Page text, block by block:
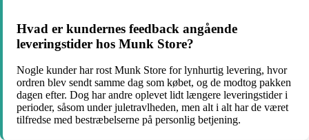
Hvad er kundernes feedback angående
leveringstider hos Munk Store?
Nogle kunder har rost Munk Store for lynhurtig levering, hvor
ordren blev sendt samme dag som købet, og de modtog pakken
dagen efter. Dog har andre oplevet lidt længere leveringstider i
perioder, såsom under juletravlheden, men alt i alt har de været
tilfredse med bestræbelserne på personlig betjening.